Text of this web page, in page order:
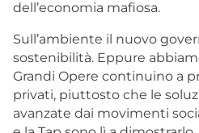
dell’economia mafiosa.
Sull’ambiente il nuovo
sostenibilità. Eppure
Grandi Opere continuino a
privati, piuttosto che le
avanzate dai movimenti